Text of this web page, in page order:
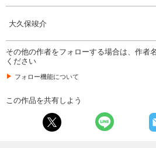
大久保竣介
その他の作者をフォローする場合は、作者
ください
フォロー機能について
この作品を共有しよう